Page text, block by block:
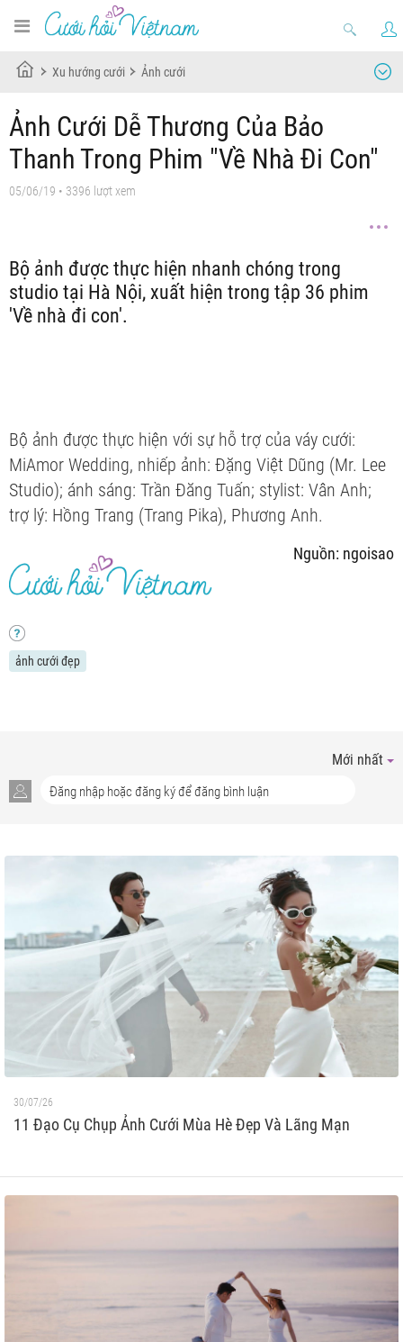
Xu hướng cưới Ảnh cưới
Ảnh Cưới Dễ Thương Của Bảo
Thanh Trong Phim "Về Nhà Đi Con"
05/06/19 • 3396 lượt xem
Bộ ảnh được thực hiện nhanh chóng trong
studio tại Hà Nội, xuất hiện trong tập 36 phim
'Về nhà đi con'.
Bộ ảnh được thực hiện với sự hỗ trợ của váy cưới:
MiAmor Wedding, nhiếp ảnh: Đặng Việt Dũng (Mr. Lee
Studio); ánh sáng: Trần Đăng Tuấn; stylist: Vân Anh;
trợ lý: Hồng Trang (Trang Pika), Phương Anh.
Nguồn: ngoisao
ảnh cưới đẹp
Mới nhất
30/07/26
11 Đạo Cụ Chụp Ảnh Cưới Mùa Hè Đẹp Và Lãng Mạn